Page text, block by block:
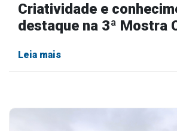
Criatividade e
destaque na 3ª Mostra
Leia mais